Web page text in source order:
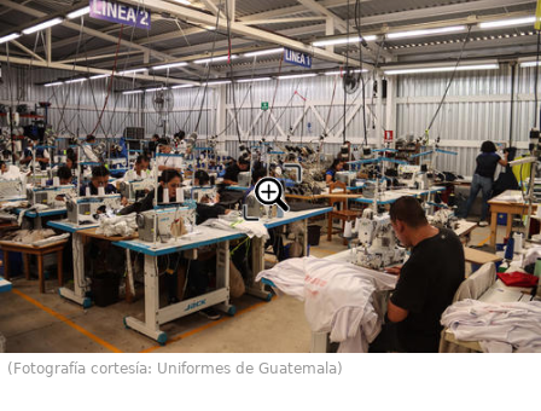
(Fotografía cortesía: Uniformes de Guatemala)